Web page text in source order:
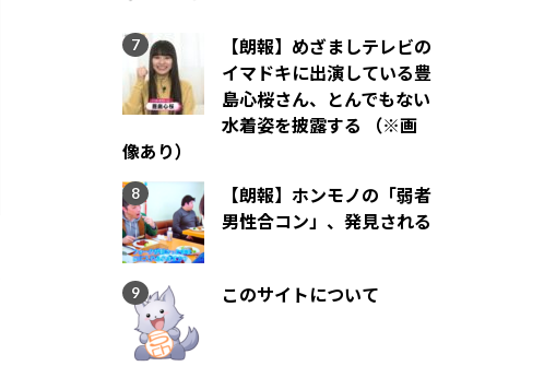
【朗報】めざましテレビの
イマドキに出演している豊
島心桜さん、とんでもない
水着姿を披露する （※画
像あり）
【朗報】ホンモノの「弱者
男性合コン」、発見される
このサイトについて